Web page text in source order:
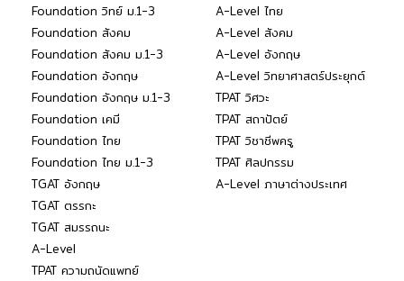
Foundation วิทย์ ม.1-3
Foundation สังคม
Foundation สังคม ม.1-3
Foundation อังกฤษ
Foundation อังกฤษ ม.1-3
Foundation เคมี
Foundation ไทย
Foundation ไทย ม.1-3
TGAT อังกฤษ
TGAT ตรรกะ
TGAT สมรรถนะ
A-Level
TPAT ความถนัดแพทย์
A-Level ไทย
A-Level สังคม
A-Level อังกฤษ
A-Level วิทยาศาสตร์ประยุกต์
TPAT วิศวะ
TPAT สถาปัตย์
TPAT วิชาชีพครู
TPAT ศิลปกรรม
A-Level ภาษาต่างประเทศ